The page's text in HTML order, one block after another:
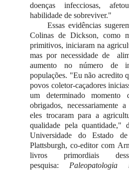
doenças infecciosas,
habilidade de sobreviver."
Essas evidências
Colinas de Dickson, como
primitivos, iniciaram na
mas por necessidade de
aumento no número de
populações. "Eu não acredito
povos coletor-caçadores
um determinado
obrigados, necessariamente
eles trocaram para a
qualidade pela quantidade,"
Universidade do Estado
Plattsburgh, co-editor com
livros primordiais
pesquisa: